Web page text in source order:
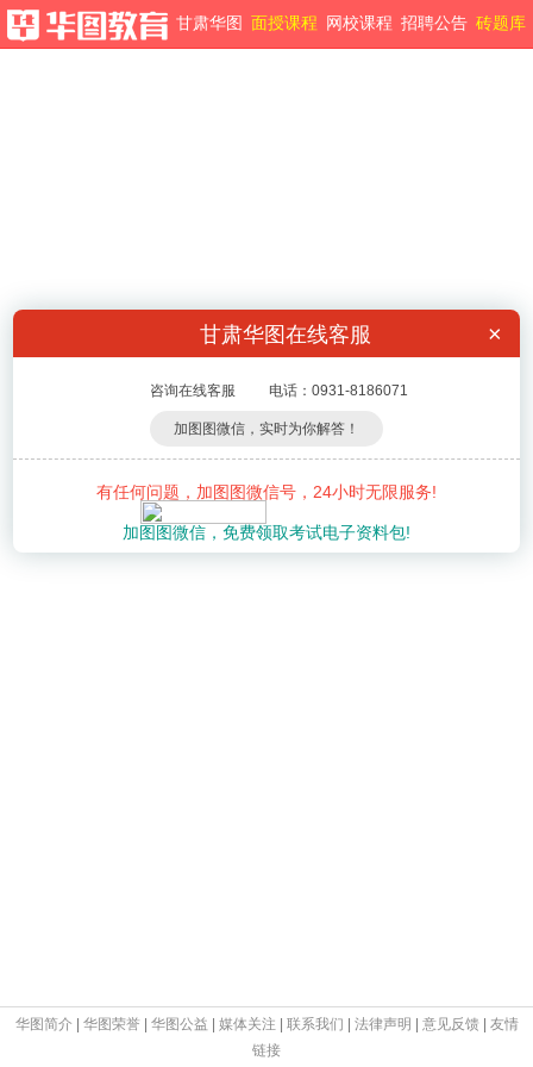
甘肃华图
甘肃华图 面授课程 网校课程 招聘公告 砖题库
甘肃华图在线客服 ×
咨询在线客服 电话：0931-8186071
加图图微信，实时为你解答！
有任何问题，加图图微信号，24小时无限服务!
加图图微信，免费领取考试电子资料包!
华图简介 华图荣誉 华图公益 媒体关注 联系我们 法律声明 意见反馈
友情
链接